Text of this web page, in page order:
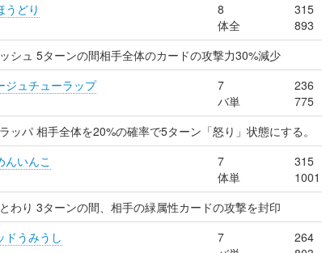
うどり
8
体全
315
893
シュ 5ターンの間相手全体のカードの攻撃力30%減少
ジュチューラップ
7
バ単
236
775
ッパ 相手全体を20%の確率で5ターン「怒り」状態にする。
んいんこ
7
体単
315
1001
わり 3ターンの間、相手の緑属性カードの攻撃を封印
ドうみうし
7
264